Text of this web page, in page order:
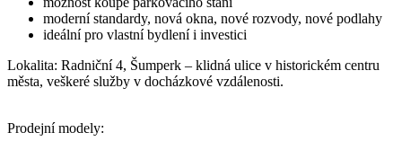
moderní standardy, nová okna, nové rozvody, nové podlahy
ideální pro vlastní bydlení i investici
Lokalita: Radniční 4, Šumperk – klidná ulice v historickém centru
města, veškeré služby v docházkové vzdálenosti.
Prodejní modely: